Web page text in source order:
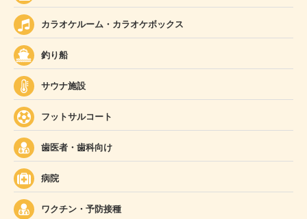
カラオケルーム・カラオケボックス
釣り船
サウナ施設
フットサルコート
歯医者・歯科向け
病院
ワクチン・予防接種